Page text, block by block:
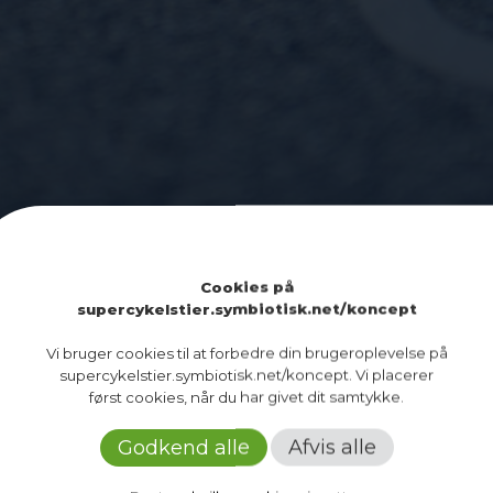
transportdagsorden, mens
at supercykelstier kommunikeres
Cookies på
supercykelstier.symbiotisk.net/koncept
Vi bruger cookies til at forbedre din brugeroplevelse på
supercykelstier.symbiotisk.net/koncept. Vi placerer
først cookies, når du har givet dit samtykke.
Godkend alle Afvis alle